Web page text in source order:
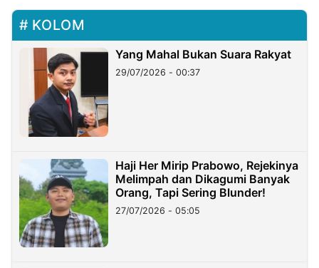
KOLOM
Yang Mahal Bukan Suara Rakyat
29/07/2026 - 00:37
Haji Her Mirip Prabowo, Rejekinya
Melimpah dan Dikagumi Banyak
Orang, Tapi Sering Blunder!
27/07/2026 - 05:05